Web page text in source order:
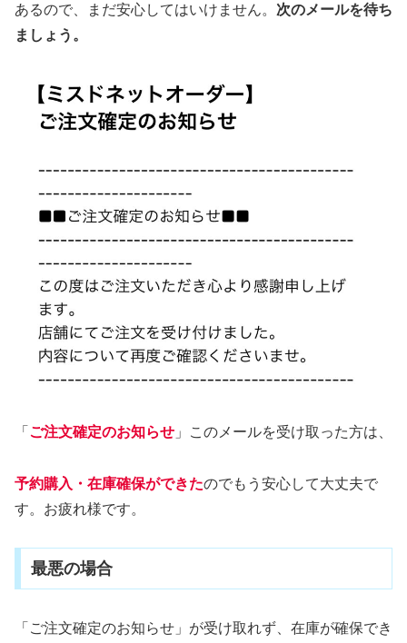
あるので、まだ安心してはいけません。 次のメールを待ち
ましょう。
「 ご注文確定のお知らせ 」このメールを受け取った方は、
予約購入・在庫確保ができたのでもう安心して大丈夫で
す。お疲れ様です。
最悪の場合
「ご注文確定のお知らせ」が受け取れず、在庫が確保でき